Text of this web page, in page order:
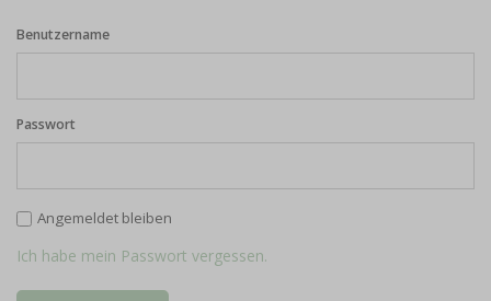
Benutzername
Passwort
Angemeldet bleiben
Ich habe mein Passwort vergessen.